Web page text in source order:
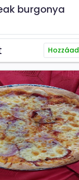
burgonya
Hozzáad